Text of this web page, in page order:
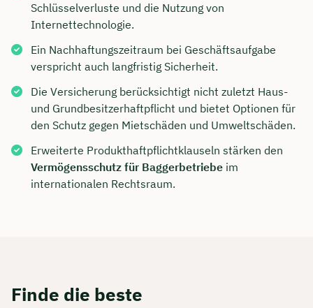
Schlüsselverluste und die Nutzung von
Internettechnologie.
Ein Nachhaftungszeitraum bei Geschäftsaufgabe
verspricht auch langfristig Sicherheit.
Die Versicherung berücksichtigt nicht zuletzt Haus-
und Grundbesitzerhaftpflicht und bietet Optionen für
den Schutz gegen Mietschäden und Umweltschäden.
Erweiterte Produkthaftpflichtklauseln stärken den
Vermögensschutz für Baggerbetriebe im
internationalen Rechtsraum.
Finde die beste